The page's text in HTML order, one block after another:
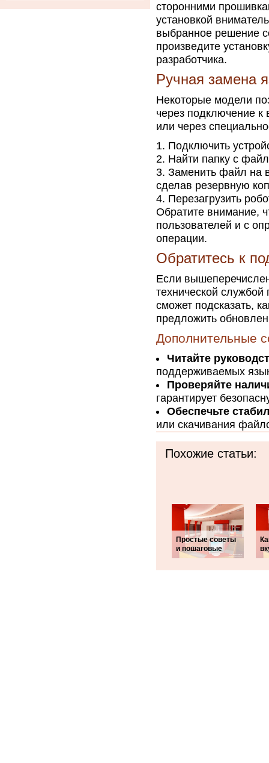
сторонними
установкой
выбранное решение
произведите
разработчика.
Ручная замена
Некоторые модели
через подключение к
или через
Подключить
Найти папку с
Заменить файл на
сделав резервную
Перезагрузить
Обратите внимание,
пользователей и с
операции.
Обратитесь к
Если
технической
сможет подсказать,
предложить
Дополнительные
Читайте
поддерживаемых
Проверяйте
гарантирует
Обеспечьте
или скачивания
Похожие статьи:
Простые советы
и пошаговые